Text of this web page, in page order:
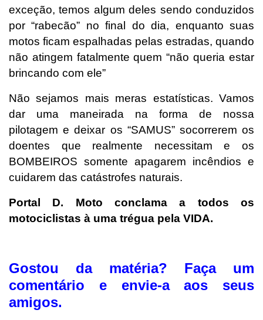
exceção, temos algum deles sendo conduzidos
por “rabecão” no final do dia, enquanto suas
motos ficam espalhadas pelas estradas, quando
não atingem fatalmente quem “não queria estar
brincando com ele”
Não sejamos mais meras estatísticas. Vamos
dar uma maneirada na forma de nossa
pilotagem e deixar os “SAMUS” socorrerem os
doentes que realmente necessitam e os
BOMBEIROS somente apagarem incêndios e
cuidarem das catástrofes naturais.
Portal D. Moto conclama a todos os
motociclistas à uma trégua pela VIDA.
Gostou da matéria? Faça um
comentário e envie-a aos seus
amigos.